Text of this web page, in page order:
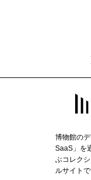
博物館の
SaaS」を
ぶコレク
ルサイトで